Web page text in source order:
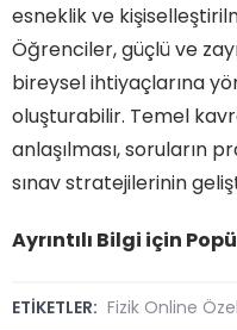
esneklik ve
Öğrenciler, güçlü ve
bireysel ihtiyaçlarına
oluşturabilir. Temel
anlaşılması, soruların
sınav stratejilerinin
Ayrıntılı Bilgi için
ETİKETLER: Fizik Online